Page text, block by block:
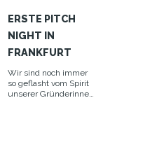
ERSTE PITCH
NIGHT IN
FRANKFURT
Wir sind noch immer
so geflasht vom Spirit
unserer Gründerinnen